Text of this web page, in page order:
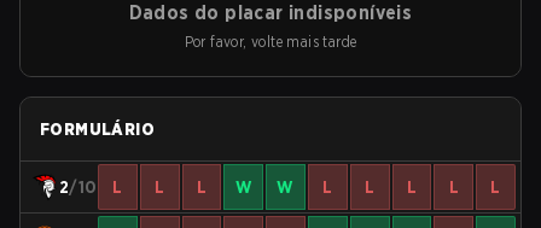
Dados do placar indisponíveis
Por favor, volte mais tarde
FORMULÁRIO
2/10 L L L W W L L L L L